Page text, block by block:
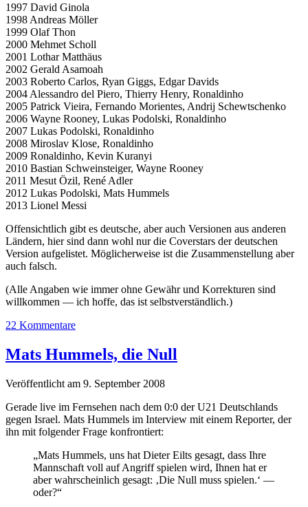
1997 David Ginola
1998 Andreas Möller
1999 Olaf Thon
2000 Mehmet Scholl
2001 Lothar Matthäus
2002 Gerald Asamoah
2003 Roberto Carlos, Ryan Giggs, Edgar Davids
2004 Alessandro del Piero, Thierry Henry, Ronaldinho
2005 Patrick Vieira, Fernando Morientes, Andrij Schewtschenko
2006 Wayne Rooney, Lukas Podolski, Ronaldinho
2007 Lukas Podolski, Ronaldinho
2008 Miroslav Klose, Ronaldinho
2009 Ronaldinho, Kevin Kuranyi
2010 Bastian Schweinsteiger, Wayne Rooney
2011 Mesut Özil, René Adler
2012 Lukas Podolski, Mats Hummels
2013 Lionel Messi
Offensichtlich gibt es deutsche, aber auch Versionen aus anderen
Ländern, hier sind dann wohl nur die Coverstars der deutschen
Version aufgelistet. Möglicherweise ist die Zusammenstellung aber
auch falsch.
(Alle Angaben wie immer ohne Gewähr und Korrekturen sind
willkommen — ich hoffe, das ist selbstverständlich.)
22 Kommentare
Mats Hummels, die Null
Veröffentlicht am 9. September 2008
Gerade live im Fernsehen nach dem 0:0 der U21 Deutschlands
gegen Israel. Mats Hummels im Interview mit einem Reporter, der
ihn mit folgender Frage konfrontiert:
„Mats Hummels, uns hat Dieter Eilts gesagt, dass Ihre
Mannschaft voll auf Angriff spielen wird, Ihnen hat er
aber wahrscheinlich gesagt: ‚Die Null muss spielen.‘ —
oder?“